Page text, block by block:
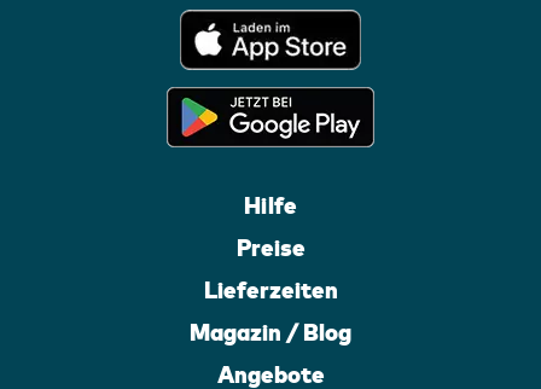
Hilfe
Preise
Lieferzeiten
Magazin / Blog
Angebote